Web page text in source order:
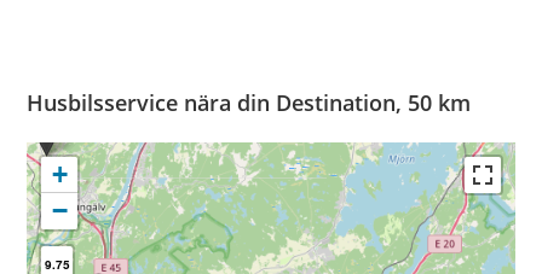
Husbilsservice nära din Destination, 50 km
+
−
9.75